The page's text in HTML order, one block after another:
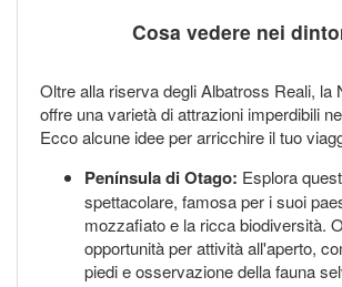
Cosa vedere nei
Oltre alla riserva degli Albatross Reali, la
offre una varietà di attrazioni imperdibili
Ecco alcune idee per arricchire il tuo
Península di Otago: Esplora
spettacolare, famosa per i suoi
mozzafiato e la ricca biodiversità.
opportunità per attività all'aperto,
piedi e osservazione della fauna